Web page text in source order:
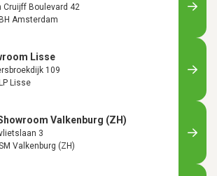
Cruijff Boulevard 42
Amsterdam
Lisse
109
Lisse
Valkenburg (ZH)
3
Valkenburg (ZH)